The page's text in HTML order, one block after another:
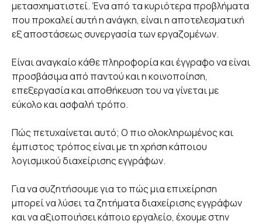
μετασχηματιστεί. Ένα από τα κυριότερα προβλήματα
που προκαλεί αυτή η ανάγκη, είναι η αποτελεσματική
εξ αποστάσεως συνεργασία των εργαζομένων.
Είναι αναγκαίο κάθε πληροφορία και έγγραφο να είναι
προσβάσιμα από παντού και η κοινοποίηση,
επεξεργασία και αποθήκευση του να γίνεται με
εύκολο και ασφαλή τρόπο.
Πώς πετυχαίνεται αυτό; Ο πιο ολοκληρωμένος και
έμπιστος τρόπος είναι με τη χρήση κάποιου
λογισμικού διαχείρισης εγγράφων.
Για να συζητήσουμε για το πώς μια επιχείρηση
μπορεί να λύσει τα ζητήματα διαχείρισης εγγράφων
και να αξιοποιήσει κάποιο εργαλείο, έχουμε στην